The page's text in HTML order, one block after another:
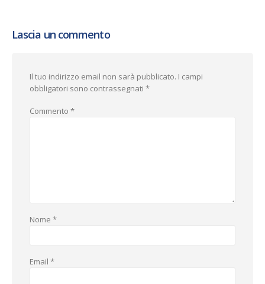
Lascia un commento
Il tuo indirizzo email non sarà pubblicato. I campi
obbligatori sono contrassegnati *
Commento *
Nome *
Email *